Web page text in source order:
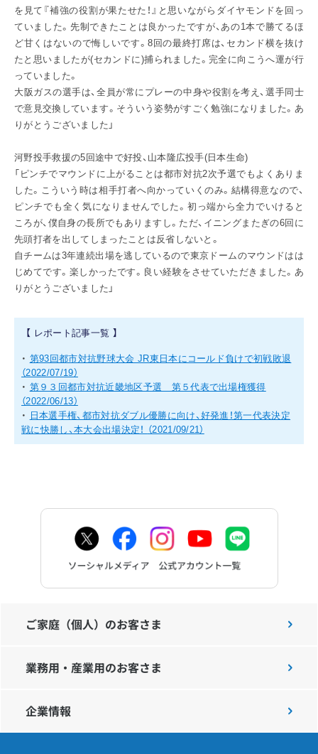
を見て『補強の役割が果たせた！』と思いながらダイヤモンドを回っ
ていました。先制できたことは良かったですが、あの1本で勝てるほ
ど甘くはないので悔しいです。8回の最終打席は、セカンド横を抜け
たと思いましたが(セカンドに)捕られました。完全に向こうへ運が行
っていました。
大阪ガスの選手は、全員が常にプレーの中身や役割を考え、選手同士
で意見交換しています。そういう姿勢がすごく勉強になりました。あ
りがとうございました」
河野投手救援の5回途中で好投、山本隆広投手(日本生命)
「ピンチでマウンドに上がることは都市対抗2次予選でもよくありま
した。こういう時は相手打者へ向かっていくのみ。結構得意なので、
ピンチでも全く気になりませんでした。初っ端から全力でいけると
ころが、僕自身の長所でもありますし。ただ、イニングまたぎの6回に
先頭打者を出してしまったことは反省しないと。
自チームは3年連続出場を逃しているので東京ドームのマウンドはは
じめてです。楽しかったです。良い経験をさせていただきました。あ
りがとうございました」
【 レポート記事一覧 】
・ 第93回都市対抗野球大会 JR東日本にコールド負けで初戦敗退
（2022/07/19）
・ 第９３回都市対抗近畿地区予選 第５代表で出場権獲得
（2022/06/13）
・
日本選手権、都市対抗ダブル優勝に向け、好発進！第一代表決定
戦に快勝し、本大会出場決定！ （2021/09/21）
ご家庭（個人）のお客さま
業務用・産業用のお客さま
企業情報